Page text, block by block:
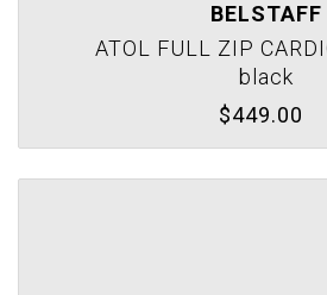
BELSTAFF
ATOL FULL ZIP
black
$449.00